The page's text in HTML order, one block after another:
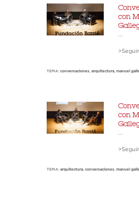
con
TEMA: conversaciones, arquitectura, manuel
con
TEMA: arquitectura, conversaciones, manuel